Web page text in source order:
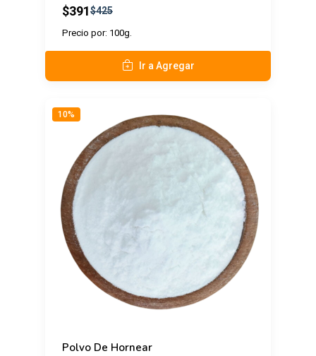
$391$425
Precio por: 100g.
Ir a Agregar
10%
Polvo De Hornear